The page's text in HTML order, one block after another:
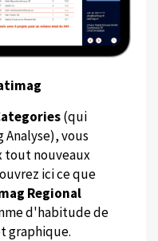
(qui
vous
tout nouveaux
ici ce que
Regional
d'habitude de
graphique.